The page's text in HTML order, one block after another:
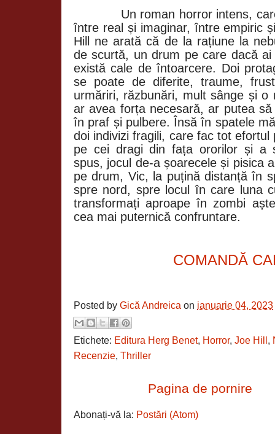
Un roman horror intens, care
între real și imaginar, între empiric
Hill ne arată că de la rațiune la
de scurtă, un drum pe care dacă
există cale de întoarcere. Doi
se poate de diferite, traume,
urmăriri, răzbunări, mult sânge și o
ar avea forța necesară, ar putea
în praf și pulbere. Însă în spatele
doi indivizi fragili, care fac tot
pe cei dragi din fața ororilor și a
spus, jocul de-a șoarecele și pisica
pe drum, Vic, la puțină distanță în
spre nord, spre locul în care luna
transformați aproape în zombi
cea mai puternică confruntare.
COMANDĂ
Posted by Gică Andreica on ianuarie 04, 2023
Etichete: Editura Herg Benet, Horror, Joe Hill ,
Recenzie, Thriller
Pagina de pornire
Abonați-vă la: Postări (Atom)